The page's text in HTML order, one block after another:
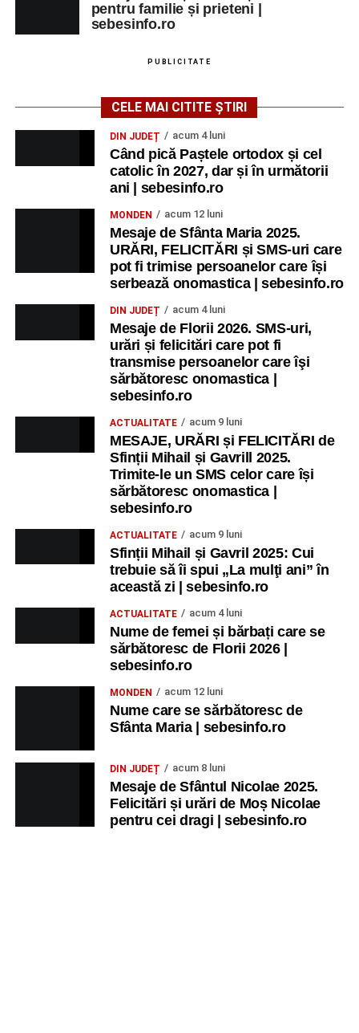
pentru familie și prieteni |
sebesinfo.ro
PUBLICITATE
CELE MAI CITITE ȘTIRI
DIN JUDEȚ acum 4 luni
Când pică Paștele ortodox și cel
catolic în 2027, dar și în următorii
ani | sebesinfo.ro
MONDEN acum 12 luni
Mesaje de Sfânta Maria 2025.
URĂRI, FELICITĂRI și SMS-uri care
pot fi trimise persoanelor care își
serbează onomastica | sebesinfo.ro
DIN JUDEȚ acum 4 luni
Mesaje de Florii 2026. SMS-uri,
urări și felicitări care pot fi
transmise persoanelor care îşi
sărbătoresc onomastica |
sebesinfo.ro
ACTUALITATE acum 9 luni
MESAJE, URĂRI și FELICITĂRI de
Sfinții Mihail și Gavrill 2025.
Trimite-le un SMS celor care își
sărbătoresc onomastica |
sebesinfo.ro
ACTUALITATE acum 9 luni
Sfinții Mihail și Gavril 2025: Cui
trebuie să îi spui „La mulţi ani” în
această zi | sebesinfo.ro
ACTUALITATE acum 4 luni
Nume de femei și bărbați care se
sărbătoresc de Florii 2026 |
sebesinfo.ro
MONDEN acum 12 luni
Nume care se sărbătoresc de
Sfânta Maria | sebesinfo.ro
DIN JUDEȚ acum 8 luni
Mesaje de Sfântul Nicolae 2025.
Felicitări și urări de Moș Nicolae
pentru cei dragi | sebesinfo.ro